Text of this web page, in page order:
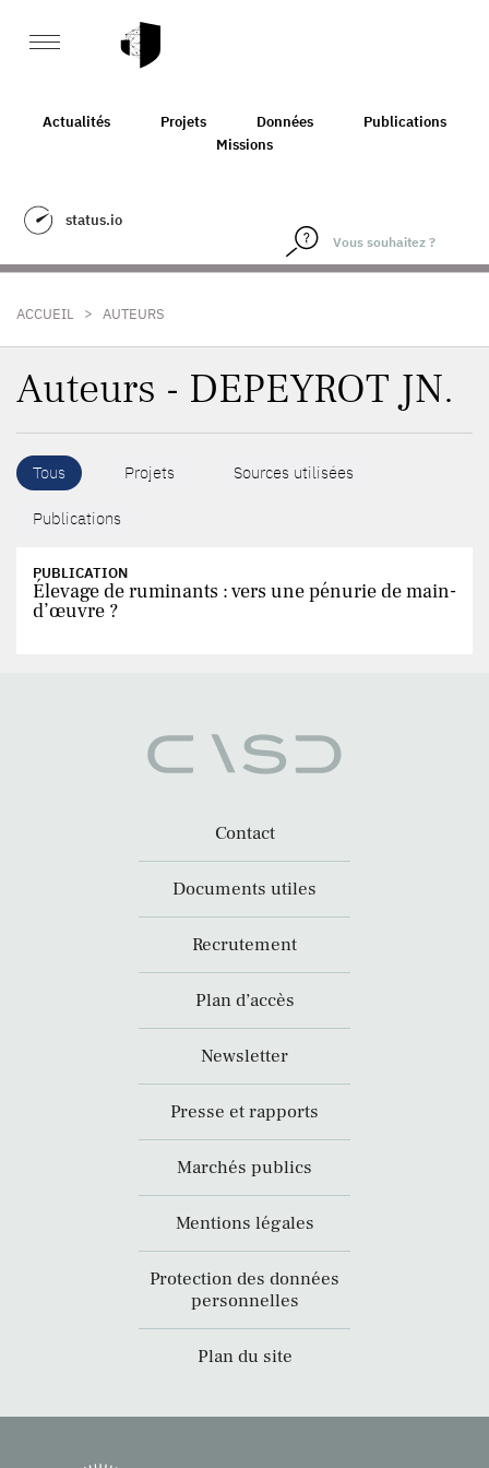
Actualités Projets Données
Publications
Missions
status.io
ACCUEIL > AUTEURS
Auteurs - DEPEYROT JN.
Tous Projets Sources utilisées
Publications
PUBLICATION
Élevage de ruminants : vers une pénurie de main-
d’œuvre ?
Contact
Documents utiles
Recrutement
Plan d’accès
Newsletter
Presse et rapports
Marchés publics
Mentions légales
Protection des données
personnelles
Plan du site